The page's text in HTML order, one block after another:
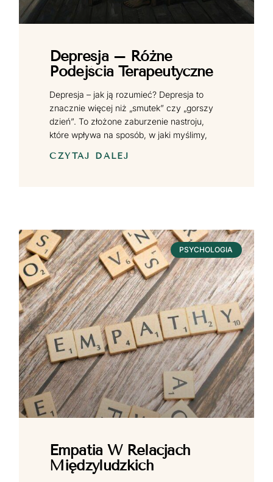
Depresja – Różne
Podejścia Terapeutyczne
Depresja – jak ją rozumieć? Depresja to
znacznie więcej niż „smutek” czy „gorszy
dzień”. To złożone zaburzenie nastroju,
które wpływa na sposób, w jaki myślimy,
CZYTAJ DALEJ
PSYCHOLOGIA
Empatia W Relacjach
Międzyludzkich